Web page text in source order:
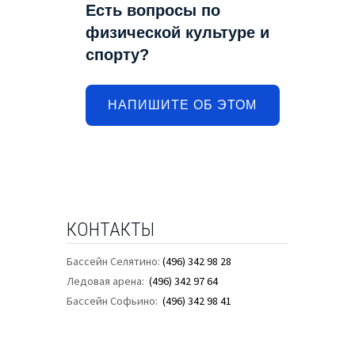
Есть вопросы по
физической культуре и
спорту?
НАПИШИТЕ ОБ ЭТОМ
КОНТАКТЫ
Бассейн Селятино: (496) 342 98 28
Ледовая арена: (496) 342 97 64
Бассейн Софьино: (496) 342 98 41